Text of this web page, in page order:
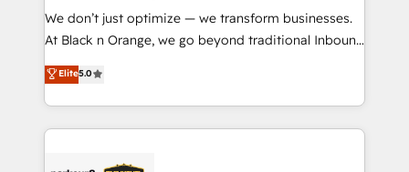
Développement des interfaces avec vos logiciels
métiers ⚙️ Configuration de la plateforme HubSpot
Book Process & Guidelines utilisateurs 🎓
Formations des utilisateurs
We don’t just optimize — we transform businesses.
At Black n Orange, we go beyond traditional Inbound
Marketing with our exclusive methodologies:
BOOMS and BOOST. Together, they form a powerful
combination that has driven success for over 800
businesses worldwide. As Elite HubSpot Partners, we
Elite5.0